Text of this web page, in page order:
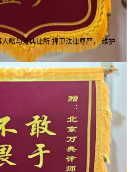
赠与万典律所 捍卫法律尊严， 维护